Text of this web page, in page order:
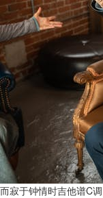
而寂于钟情时吉他谱C